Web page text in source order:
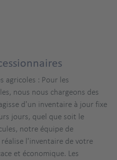
agricoles : Pour les
nous nous chargeons des
d'un inventaire à jour fixe
jours, quel que soit le
notre équipe de
l'inventaire de votre
et économique. Les